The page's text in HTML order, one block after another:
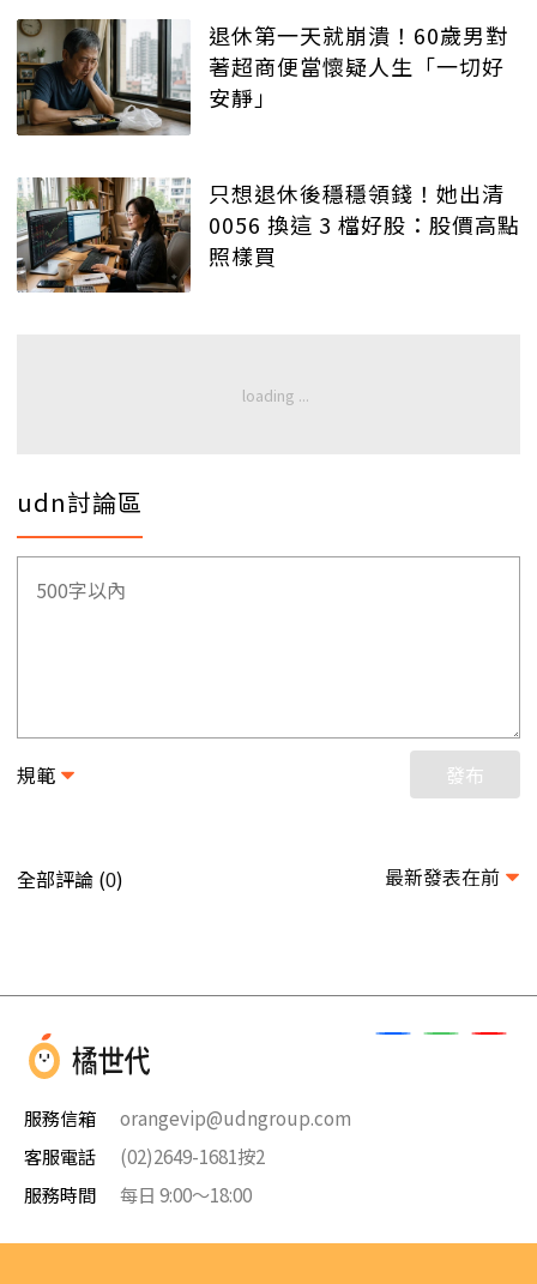
退休第一天就崩潰！60歲男對
著超商便當懷疑人生「一切好
安靜」
只想退休後穩穩領錢！她出清
0056 換這 3 檔好股：股價高點
照樣買
udn討論區
規範 發布
全部評論 (0) 最新發表在前
服務信箱
orangevip@udngroup.com
客服電話
(02)2649-1681按2
服務時間
每日 9:00～18:00